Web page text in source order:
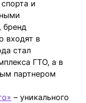
и
бренд
входят в
стал
ГТО, а в
партнером
– уникального